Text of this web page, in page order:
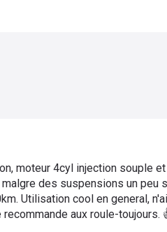
moteur 4cyl injection souple
des suspensions un peu
Utilisation cool en general,
aux roule-toujours.